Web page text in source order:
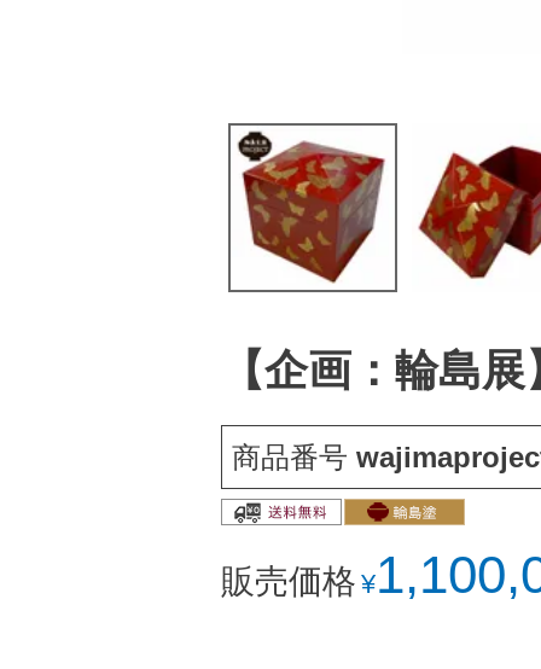
【企画：輪島
商品番号
販売価格 ¥